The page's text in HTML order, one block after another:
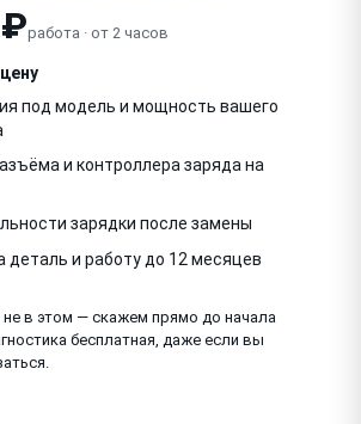
работа · от 2 часов
под модель и мощность вашего
и контроллера заряда на
зарядки после замены
деталь и работу до 12 месяцев
не в этом — скажем прямо до начала
бесплатная, даже если вы